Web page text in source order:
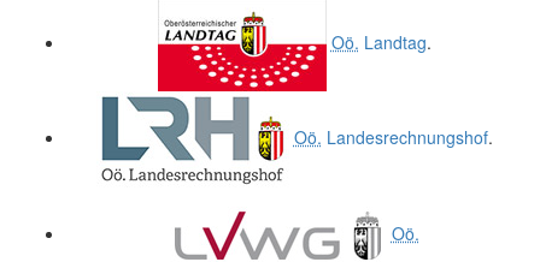
Oö. Landtag.
Oö. Landesrechnungshof.
Oö.